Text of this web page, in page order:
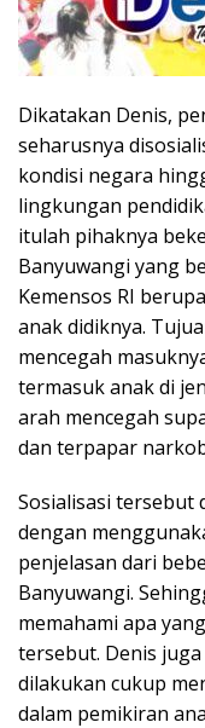
Dikatakan Denis,
seharusnya
kondisi negara
lingkungan
itulah pihaknya
Banyuwangi yang
Kemensos RI
anak didiknya.
mencegah
termasuk anak di
arah mencegah
dan terpapar
Sosialisasi tersebut
dengan
penjelasan dari
Banyuwangi.
memahami apa
tersebut. Denis
dilakukan cukup
dalam pemikiran